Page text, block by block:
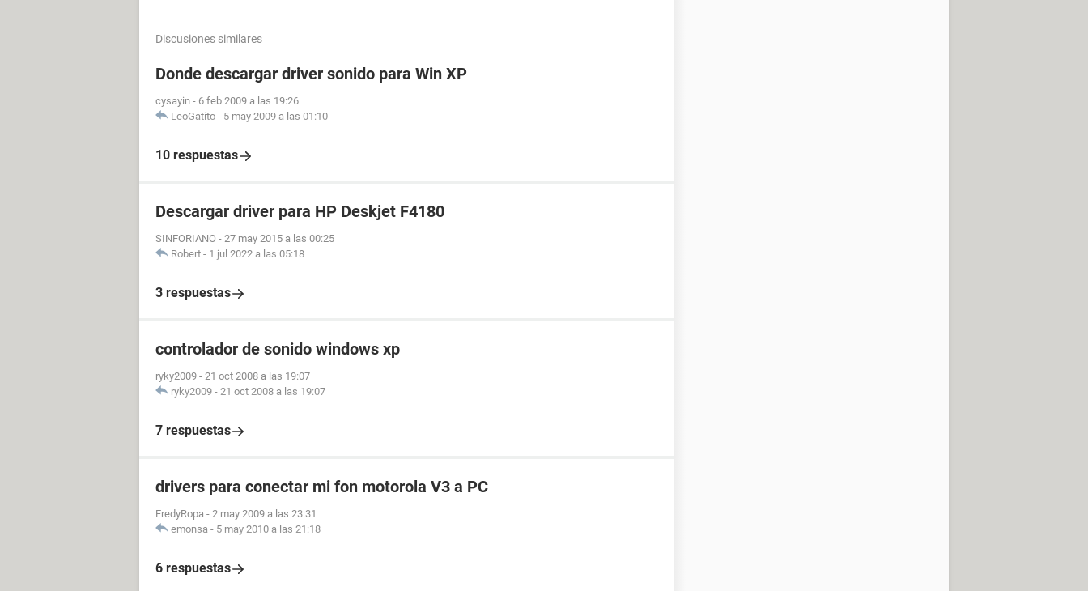
Discusiones similares
Donde descargar driver sonido para Win XP
cysayin - 6 feb 2009 a las 19:26
LeoGatito - 5 may 2009 a las 01:10
10 respuestas
Descargar driver para HP Deskjet F4180
SINFORIANO - 27 may 2015 a las 00:25
Robert - 1 jul 2022 a las 05:18
3 respuestas
controlador de sonido windows xp
ryky2009 - 21 oct 2008 a las 19:07
ryky2009 - 21 oct 2008 a las 19:07
7 respuestas
drivers para conectar mi fon motorola V3 a PC
FredyRopa - 2 may 2009 a las 23:31
emonsa - 5 may 2010 a las 21:18
6 respuestas